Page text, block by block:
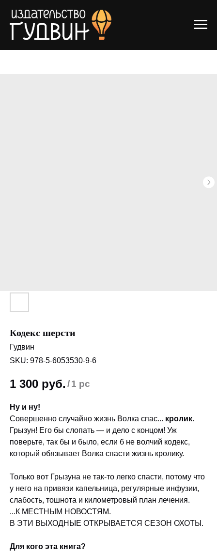
Кодекс шерсти
Гудвин
SKU: 978-5-6053530-9-6
1 300 руб. /1 pc
Ну и ну!
Совершенно случайно жизнь Волка спас... кролик.
Грызун! Его бы слопать — и дело с концом! Уж
поверьте, так бы и было, если б не волчий кодекс,
который обязывает Волка спасти жизнь кролику.
Только вот Грызуна не так-то легко спасти, потому что
у него на привязи капельница, регулярные инфузии,
слабость, тошнота и километровый план лечения.
...К МЕСТНЫМ НОВОСТЯМ.
В ЭТИ ВЫХОДНЫЕ ОТКРЫВАЕТСЯ СЕЗОН ОХОТЫ.
Для кого эта книга?